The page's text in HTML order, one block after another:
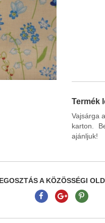
Termék
Vajsárga
karton.
ajánljuk!
A KÖZÖSSÉGI